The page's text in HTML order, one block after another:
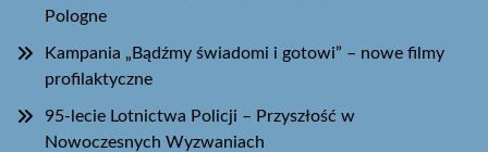
Pologne
Kampania „Bądźmy świadomi i gotowi” – nowe filmy
profilaktyczne
95-lecie Lotnictwa Policji – Przyszłość w
Nowoczesnych Wyzwaniach